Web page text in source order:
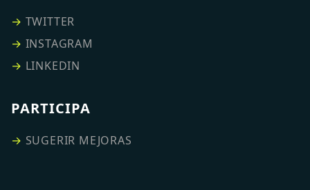
→ TWITTER
→ INSTAGRAM
→ LINKEDIN
PARTICIPA
→ SUGERIR MEJORAS